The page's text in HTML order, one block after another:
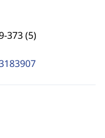
373 (5)